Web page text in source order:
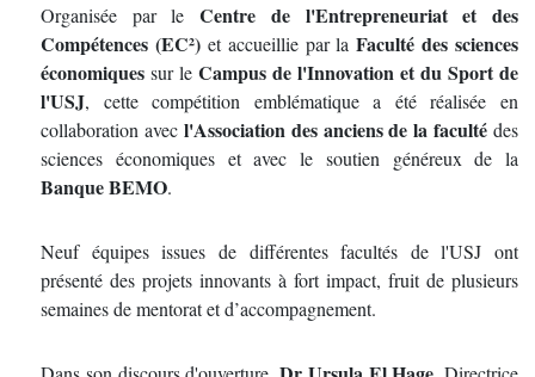
Organisée par leCentre de l'Entrepreneuriat et des
Compétences (EC²)et accueillie par laFaculté des sciences
économiques sur le Campus de l'Innovation et du Sport de
l'USJ, cette compétition emblématique a été réalisée en
collaboration avec l'Association des anciens de la faculté des
sciences économiques et avec le soutien généreux de la
Banque BEMO.
Neuf équipes issues de différentes facultés de l'USJ ont
présenté des projets innovants à fort impact, fruit de plusieurs
semaines de mentorat et d’accompagnement.